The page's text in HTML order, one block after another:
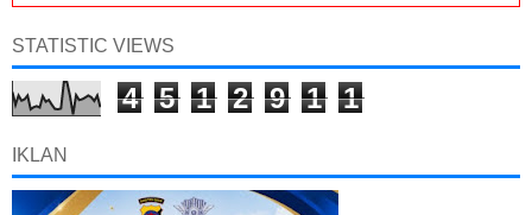
STATISTIC VIEWS
4 5 1 2 9 1 1
IKLAN